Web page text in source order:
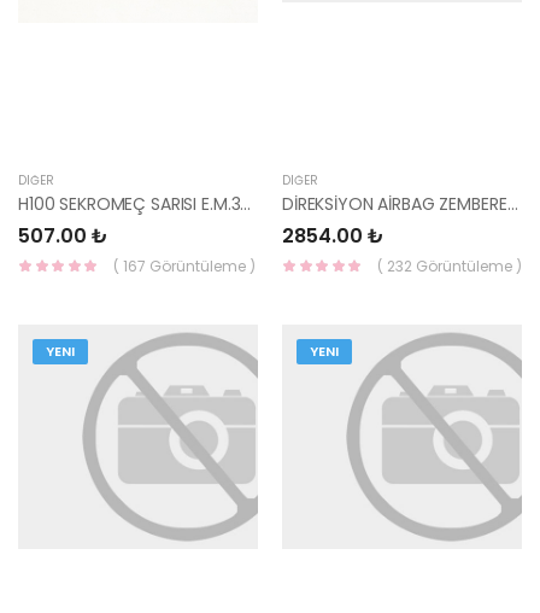
DIĞER
H100 SEKROMEÇ SARISI E.M.3-4 / Y.M.3-4-5-GERİ 43394-4B000-YS
507.00 ₺
( 167 Görüntüleme )
DIĞER
DİREKSİYON AİRBAG ZEMBEREĞİ BONGO 93490-4E120-HMC
2854.00 ₺
( 232 Görüntüleme )
YENI YENI